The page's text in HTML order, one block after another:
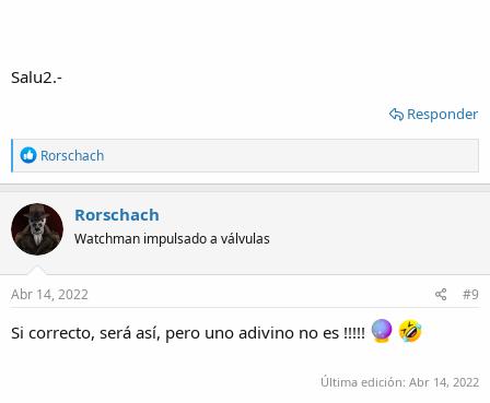
Salu2.-
Responder
R
e
a
c
t
i
o
n
s
Rorschach
Rorschach
Watchman impulsado a válvulas
Abr 14, 2022 #9
Si correcto, será así, pero uno adivino no es !!!!!
Última edición: Abr 14, 2022